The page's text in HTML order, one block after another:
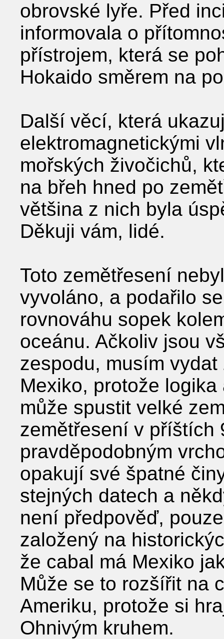
obrovské lyře. Před
informovala o
přístrojem, která se
Hokaido směrem na
Další věcí, která
elektromagnetickými
mořských živočichů,
na břeh hned po
většina z nich byla
Děkuji vám, lidé.
Toto zemětřesení
vyvoláno, a podařilo
rovnováhu sopek
oceánu. Ačkoliv jsou
zespodu, musím
Mexiko, protože
může spustit velké
zemětřesení v příštích
pravděpodobným
opakují své špatné
stejných datech a
není předpověď,
založený na
že cabal má Mexiko
Může se to rozšířit na
Ameriku, protože si
Ohnivým kruhem.